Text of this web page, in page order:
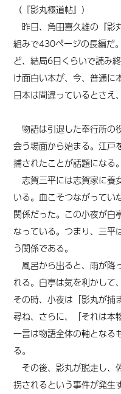
（『影丸極道帖』）
昨日、角田喜久雄の『影
組みで430ページの長編だ
ど、結局6日くらいで読み
け面白い本が、今、普通に
日本は間違っているとさえ
物語は引退した奉行所の
会う場面から始まる。江戸
捕されたことが話題になる。
志賀三平には志賀家に養
いる。血こそつながってい
関係だった。この小夜が白
なっている。つまり、三平
う関係である。
風呂から出ると、雨が降
れる。白亭は気を利かして
その時、小夜は「影丸が捕
尋ね、さらに、「それは本
一言は物語全体の軸となる
る。
その後、影丸が脱走し、
拐されるという事件が発生